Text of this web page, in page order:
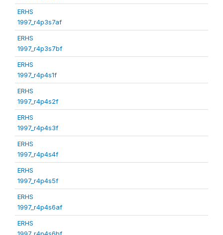
ERHS
1997_r4p3s7af
ERHS
1997_r4p3s7bf
ERHS
1997_r4p4s1f
ERHS
1997_r4p4s2f
ERHS
1997_r4p4s3f
ERHS
1997_r4p4s4f
ERHS
1997_r4p4s5f
ERHS
1997_r4p4s6af
ERHS
1997_r4p4s6bf